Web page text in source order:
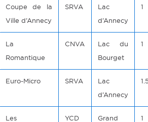
Coupe de la
Ville d’Annecy
SRVA
Lac
d’Annecy
1
La
Romantique
CNVA
Lac du
Bourget
1
Euro-Micro SRVA
Lac
d’Annecy
Les
YCD
Grand
1